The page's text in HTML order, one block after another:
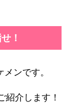
！
ンです。
紹介します！